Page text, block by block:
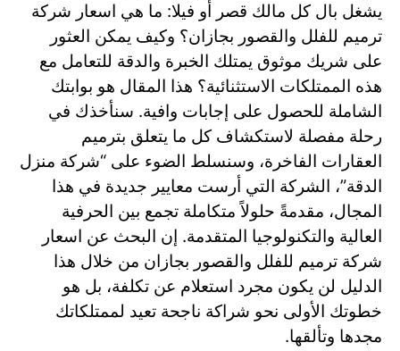
يشغل بال كل مالك قصر أو فيلا: ما هي اسعار شركة
ترميم للفلل والقصور بجازان؟ وكيف يمكن العثور
على شريك موثوق يمتلك الخبرة والدقة للتعامل مع
هذه الممتلكات الاستثنائية؟ هذا المقال هو بوابتك
الشاملة للحصول على إجابات وافية. سنأخذك في
رحلة مفصلة لاستكشاف كل ما يتعلق بترميم
العقارات الفاخرة، وسنسلط الضوء على “شركة منزل
الدقة”، الشركة التي أرست معايير جديدة في هذا
المجال، مقدمةً حلولاً متكاملة تجمع بين الحرفية
العالية والتكنولوجيا المتقدمة. إن البحث عن اسعار
شركة ترميم للفلل والقصور بجازان من خلال هذا
الدليل لن يكون مجرد استعلام عن تكلفة، بل هو
خطوتك الأولى نحو شراكة ناجحة تعيد لممتلكاتك
مجدها وتألقها.